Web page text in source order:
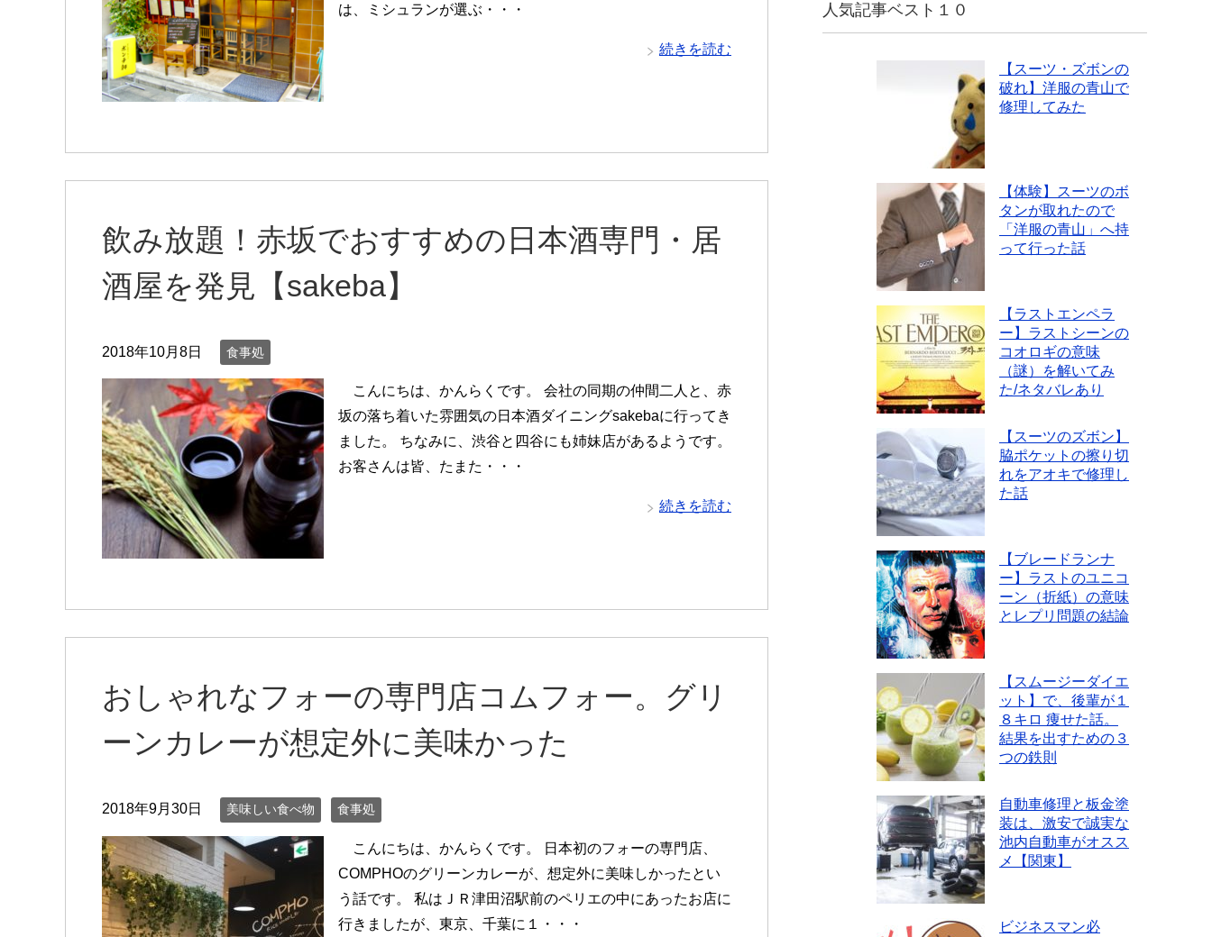
は、ミシュランが選ぶ・・・
続きを読む
飲み放題！赤坂でおすすめの日本酒専門・居
酒屋を発見【sakeba】
2018年10月8日 食事処
こんにちは、かんらくです。 会社の同期の仲間二人と、赤
坂の落ち着いた雰囲気の日本酒ダイニングsakebaに行ってき
ました。 ちなみに、渋谷と四谷にも姉妹店があるようです。
お客さんは皆、たまた・・・
続きを読む
おしゃれなフォーの専門店コムフォー。グリ
ーンカレーが想定外に美味かった
2018年9月30日 美味しい食べ物 食事処
こんにちは、かんらくです。 日本初のフォーの専門店、
COMPHOのグリーンカレーが、想定外に美味しかったとい
う話です。 私はＪＲ津田沼駅前のペリエの中にあったお店に
行きましたが、東京、千葉に１・・・
人気記事ベスト１０
【スーツ・ズボンの
破れ】洋服の青山で
修理してみた
【体験】スーツのボ
タンが取れたので
「洋服の青山」へ持
って行った話
【ラストエンペラ
ー】ラストシーンの
コオロギの意味
（謎）を解いてみ
た/ネタバレあり
【スーツのズボン】
脇ポケットの擦り切
れをアオキで修理し
た話
【ブレードランナ
ー】ラストのユニコ
ーン（折紙）の意味
とレプリ問題の結論
【スムージーダイエ
ット】で、後輩が１
８キロ 痩せた話。
結果を出すための３
つの鉄則
自動車修理と板金塗
装は、激安で誠実な
池内自動車がオスス
メ【関東】
ビジネスマン必